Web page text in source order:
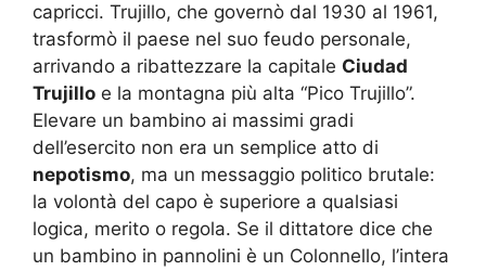
capricci. Trujillo, che governò dal 1930 al 1961,
trasformò il paese nel suo feudo personale,
arrivando a ribattezzare la capitale Ciudad
Trujillo e la montagna più alta “Pico Trujillo”.
Elevare un bambino ai massimi gradi
dell’esercito non era un semplice atto di
nepotismo, ma un messaggio politico brutale:
la volontà del capo è superiore a qualsiasi
logica, merito o regola. Se il dittatore dice che
un bambino in pannolini è un Colonnello, l’intera